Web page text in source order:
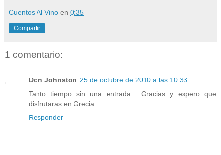
Cuentos Al Vino en 0:35
Compartir
1 comentario:
Don Johnston 25 de octubre de 2010 a las 10:33
Tanto tiempo sin una entrada... Gracias y espero que
disfrutaras en Grecia.
Responder